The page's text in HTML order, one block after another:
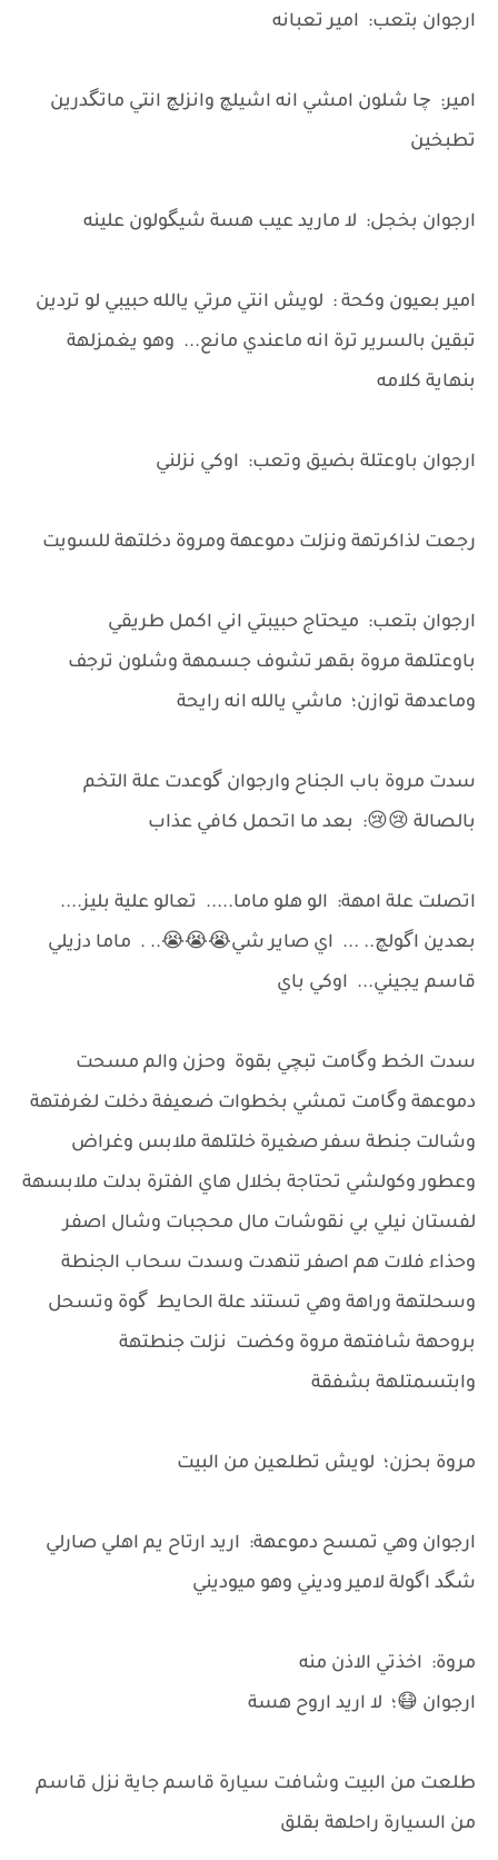
ارجوان بتعب: امير تعبانه
امير: چا شلون امشي انه اشيلچ وانزلچ انتي ماتگدرين
تطبخين
ارجوان بخجل: لا ماريد عيب هسة شيگولون علينه
امير بعيون وكحة : لويش انتي مرتي يالله حبيبي لو تردين
تبقين بالسرير ترة انه ماعندي مانع... وهو يغمزلهة
بنهاية كلامه
ارجوان باوعتلة بضيق وتعب: اوكي نزلني
رجعت لذاكرتهة ونزلت دموعهة ومروة دخلتهة للسويت
ارجوان بتعب: ميحتاج حبيبتي اني اكمل طريقي
باوعتلهة مروة بقهر تشوف جسمهة وشلون ترجف
وماعدهة توازن؛ ماشي يالله انه رايحة
سدت مروة باب الجناح وارجوان گوعدت علة التخم
بالصالة 😢😢: بعد ما اتحمل كافي عذاب
اتصلت علة امهة: الو هلو ماما..... تعالو علية بليز....
بعدين اگولچ.. ... اي صاير شي😭😭😭.. . ماما دزيلي
قاسم يجيني... اوكي باي
سدت الخط وگامت تبچي بقوة وحزن والم مسحت
دموعهة وگامت تمشي بخطوات ضعيفة دخلت لغرفتهة
وشالت جنطة سفر صغيرة خلتلهة ملابس وغراض
وعطور وكولشي تحتاجة بخلال هاي الفترة بدلت ملابسهة
لفستان نيلي بي نقوشات مال محجبات وشال اصفر
وحذاء فلات هم اصفر تنهدت وسدت سحاب الجنطة
وسحلتهة وراهة وهي تستند علة الحايط گوة وتسحل
بروحهة شافتهة مروة وكضت نزلت جنطتهة
وابتسمتلهة بشفقة
مروة بحزن؛ لويش تطلعين من البيت
ارجوان وهي تمسح دموعهة: اريد ارتاح يم اهلي صارلي
شگد اگولة لامير وديني وهو ميوديني
مروة: اخذتي الاذن منه
ارجوان 😷؛ لا اريد اروح هسة
طلعت من البيت وشافت سيارة قاسم جاية نزل قاسم
من السيارة راحلهة بقلق